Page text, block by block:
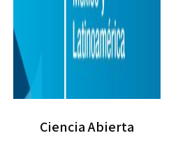
Ciencia Abierta